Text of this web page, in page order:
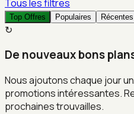
Tous les filtres
Top Offres Populaires Récentes
↻
De nouveaux bons
Nous ajoutons chaque jour
promotions intéressantes.
prochaines trouvailles.